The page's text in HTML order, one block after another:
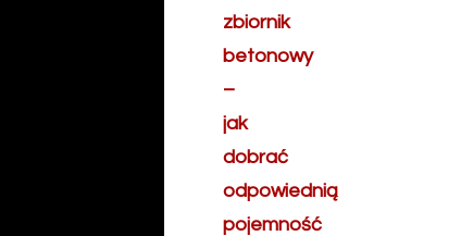
zbiornik
betonowy
–
jak
dobrać
odpowiednią
pojemność